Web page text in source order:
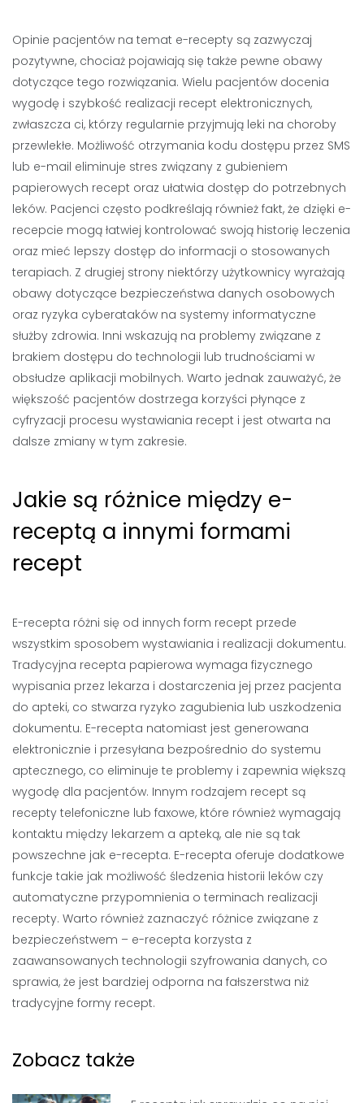
Opinie pacjentów na temat e-recepty są zazwyczaj
pozytywne, chociaż pojawiają się także pewne obawy
dotyczące tego rozwiązania. Wielu pacjentów docenia
wygodę i szybkość realizacji recept elektronicznych,
zwłaszcza ci, którzy regularnie przyjmują leki na choroby
przewlekłe. Możliwość otrzymania kodu dostępu przez SMS
lub e-mail eliminuje stres związany z gubieniem
papierowych recept oraz ułatwia dostęp do potrzebnych
leków. Pacjenci często podkreślają również fakt, że dzięki e-
recepcie mogą łatwiej kontrolować swoją historię leczenia
oraz mieć lepszy dostęp do informacji o stosowanych
terapiach. Z drugiej strony niektórzy użytkownicy wyrażają
obawy dotyczące bezpieczeństwa danych osobowych
oraz ryzyka cyberataków na systemy informatyczne
służby zdrowia. Inni wskazują na problemy związane z
brakiem dostępu do technologii lub trudnościami w
obsłudze aplikacji mobilnych. Warto jednak zauważyć, że
większość pacjentów dostrzega korzyści płynące z
cyfryzacji procesu wystawiania recept i jest otwarta na
dalsze zmiany w tym zakresie.
Jakie są różnice między e-
receptą a innymi formami
recept
E-recepta różni się od innych form recept przede
wszystkim sposobem wystawiania i realizacji dokumentu.
Tradycyjna recepta papierowa wymaga fizycznego
wypisania przez lekarza i dostarczenia jej przez pacjenta
do apteki, co stwarza ryzyko zagubienia lub uszkodzenia
dokumentu. E-recepta natomiast jest generowana
elektronicznie i przesyłana bezpośrednio do systemu
aptecznego, co eliminuje te problemy i zapewnia większą
wygodę dla pacjentów. Innym rodzajem recept są
recepty telefoniczne lub faxowe, które również wymagają
kontaktu między lekarzem a apteką, ale nie są tak
powszechne jak e-recepta. E-recepta oferuje dodatkowe
funkcje takie jak możliwość śledzenia historii leków czy
automatyczne przypomnienia o terminach realizacji
recepty. Warto również zaznaczyć różnice związane z
bezpieczeństwem – e-recepta korzysta z
zaawansowanych technologii szyfrowania danych, co
sprawia, że jest bardziej odporna na fałszerstwa niż
tradycyjne formy recept.
Zobacz także